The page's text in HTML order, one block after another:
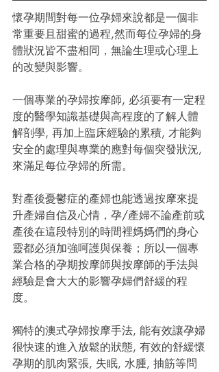
懷孕期間對每一位孕婦來說都是一個非
常重要且甜蜜的過程,然而每位孕婦的身
體狀況皆不盡相同，無論生理或心理上
的改變與影響。
一個專業的孕婦按摩師, 必須要有一定程
度的醫學知識基礎與高程度的了解人體
解剖學, 再加上臨床經驗的累積, 才能夠
安全的處理與專業的應對每個突發狀況,
來滿足每位孕婦的所需。
對產後憂鬱症的產婦也能透過按摩來提
升產婦自信及心情，孕/產婦不論產前或
產後在這段特別的時間裡媽媽們的身心
靈都必須加強呵護與保養；所以一個專
業合格的孕期按摩師與按摩師的手法與
經驗是會大大的影響孕婦們舒緩的程
度。
獨特的澳式孕婦按摩手法, 能有效讓孕婦
很快速的進入放鬆的狀態, 有效的舒緩懷
孕期的肌肉緊張, 失眠, 水腫, 抽筋等問